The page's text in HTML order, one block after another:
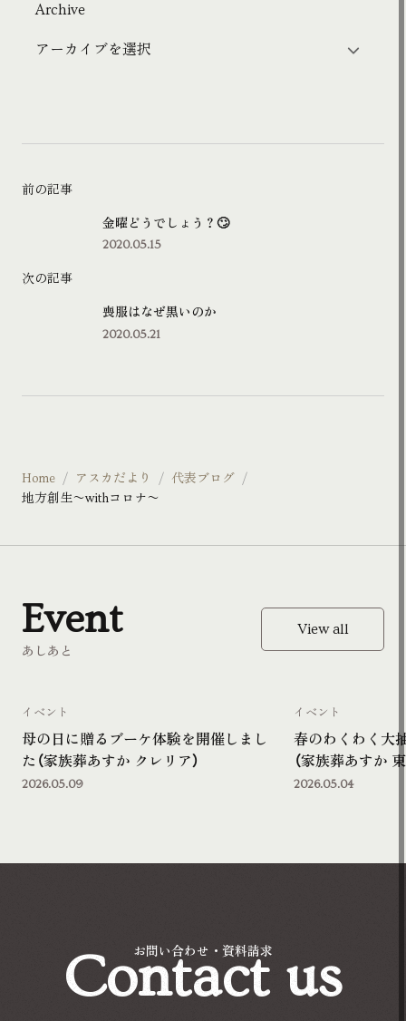
Archive
前の記事
金曜どうでしょう？🙄
2020.05.15
次の記事
喪服はなぜ黒いのか
2020.05.21
Home アスカだより
代表ブログ
地方創生〜withコロナ〜
あしあと
Event View all
母の日に贈るブーケ体験を開催しまし
た（家族葬あすか クレリア）
イベント
2026.05.09
春のわくわく大
（家族葬あすか
イベント
2026.05.04
お問い合わせ・資料請求
Contact us